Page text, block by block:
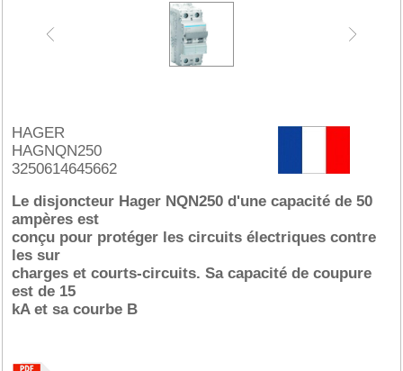
HAGER
HAGNQN250
3250614645662
Le disjoncteur Hager NQN250 d'une capacité de 50
ampères est
conçu pour protéger les circuits électriques contre
les sur
charges et courts-circuits. Sa capacité de coupure
est de 15
kA et sa courbe B